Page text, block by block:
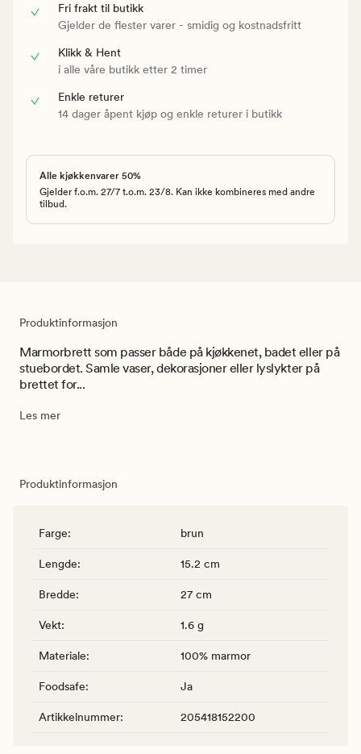
Fri frakt til butikk
Gjelder de flester varer - smidig og kostnadsfritt
Klikk & Hent
i alle våre butikk etter 2 timer
Enkle returer
14 dager åpent kjøp og enkle returer i butikk
Alle kjøkkenvarer 50%
Gjelder f.o.m. 27/7 t.o.m. 23/8. Kan ikke kombineres med andre
tilbud.
Produktinformasjon
Marmorbrett som passer både på kjøkkenet, badet eller på
stuebordet. Samle vaser, dekorasjoner eller lyslykter på
brettet for...
Les mer
Produktinformasjon
Farge: brun
Lengde: 15.2 cm
Bredde: 27 cm
Vekt: 1.6 g
Materiale: 100% marmor
Foodsafe: Ja
Artikkelnummer: 205418152200